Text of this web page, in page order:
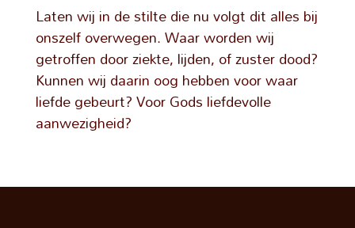
Laten wij in de stilte die nu volgt dit alles bij
onszelf overwegen. Waar worden wij
getroffen door ziekte, lijden, of zuster dood?
Kunnen wij daarin oog hebben voor waar
liefde gebeurt? Voor Gods liefdevolle
aanwezigheid?